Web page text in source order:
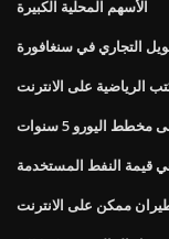
الأسهم المحلية الكبيرة
التجاري في سنغافورة
الرياضية على الانترنت
اليورو 5 سنوات
قيمة النفط المستخدمة
ممكن على الانترنت